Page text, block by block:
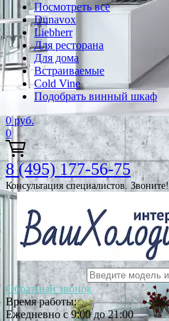
Посмотреть все
Dunavox
Liebherr
Для ресторана
Для дома
Встраиваемые
Cold Vine
Подобрать винный шкаф
0 руб.
0
8 (495) 177-56-75
Консультация специалистов. Звоните!
Обратный звонок
Время работы:
Ежедневно с 9:00 до 21:00